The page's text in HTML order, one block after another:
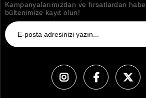
Kampanyalarımızdan ve fırsatlardan
bültenimize kayıt olun!